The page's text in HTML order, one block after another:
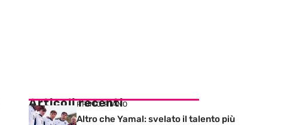
Articoli recenti
PRIMO PIANO
Altro che Yamal: svelato il talento più